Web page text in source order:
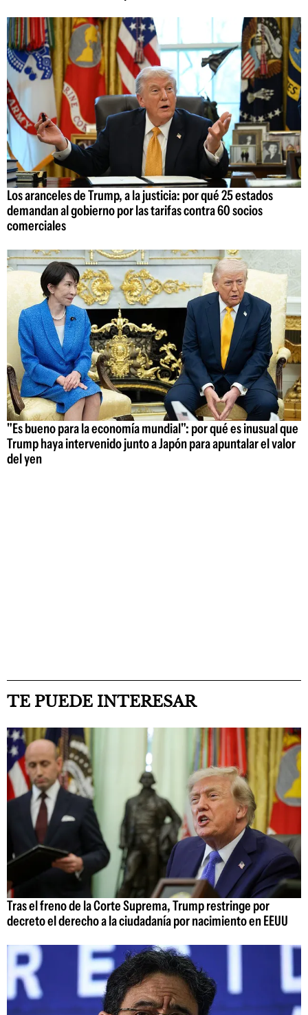
Los aranceles de Trump, a la justicia: por qué 25 estados
demandan al gobierno por las tarifas contra 60 socios
comerciales
"Es bueno para la economía mundial": por qué es inusual que
Trump haya intervenido junto a Japón para apuntalar el valor
del yen
TE PUEDE INTERESAR
Tras el freno de la Corte Suprema, Trump restringe por
decreto el derecho a la ciudadanía por nacimiento en EEUU